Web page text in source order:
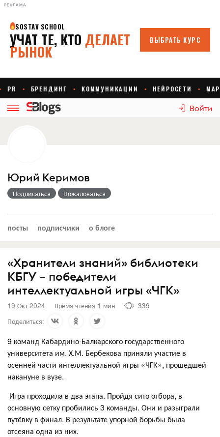
РЕКЛАМА
Войти
Юрий Керимов
Подписаться Пожаловаться
посты подписчики о блоге
«Хранители знаний» библиотеки
КБГУ – победители
интеллектуальной игры «ЧГК»
19 Окт 2024 Время чтения 1 мин
339
Поделиться:
9 команд Кабардино-Балкарского государственного
университета им. Х.М. Бербекова приняли участие в
осенней части интеллектуальной игры «ЧГК», прошедшей
накануне в вузе.
Игра проходила в два этапа. Пройдя сито отбора, в
основную сетку пробились 3 команды. Они и разыграли
путёвку в финал. В результате упорной борьбы была
отсеяна одна из них.